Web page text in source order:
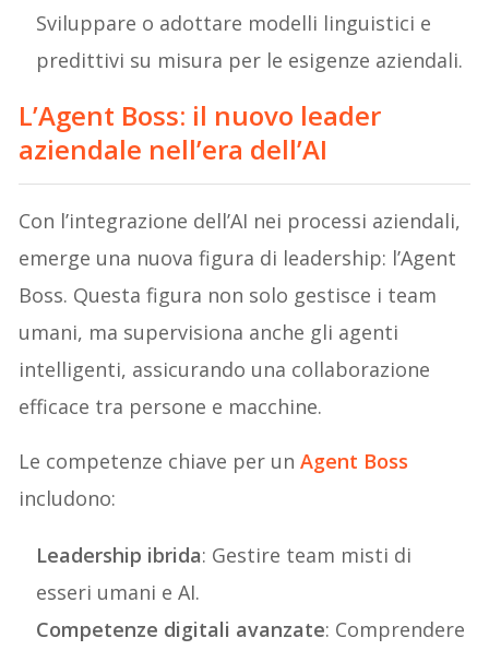
Sviluppare o adottare modelli linguistici e
predittivi su misura per le esigenze aziendali.
L’Agent Boss: il nuovo leader
aziendale nell’era dell’AI
Con l’integrazione dell’AI nei processi aziendali,
emerge una nuova figura di leadership: l’Agent
Boss. Questa figura non solo gestisce i team
umani, ma supervisiona anche gli agenti
intelligenti, assicurando una collaborazione
efficace tra persone e macchine.
Le competenze chiave per unAgent Boss
includono:
Leadership ibrida: Gestire team misti di
esseri umani e AI.
Competenze digitali avanzate: Comprendere